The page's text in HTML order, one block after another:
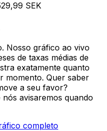
SEK
Nosso gráfico ao vivo
de taxas médias de
exatamente quanto
momento. Quer saber
a seu favor?
avisaremos quando
completo